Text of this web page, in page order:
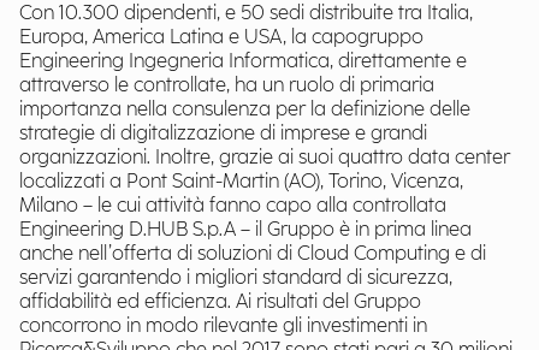
Con 10.300 dipendenti, e 50 sedi distribuite tra Italia,
Europa, America Latina e USA, la capogruppo
Engineering Ingegneria Informatica, direttamente e
attraverso le controllate, ha un ruolo di primaria
importanza nella consulenza per la definizione delle
strategie di digitalizzazione di imprese e grandi
organizzazioni. Inoltre, grazie ai suoi quattro data center
localizzati a Pont Saint-Martin (AO), Torino, Vicenza,
Milano – le cui attività fanno capo alla controllata
Engineering D.HUB S.p.A – il Gruppo è in prima linea
anche nell’offerta di soluzioni di Cloud Computing e di
servizi garantendo i migliori standard di sicurezza,
affidabilità ed efficienza. Ai risultati del Gruppo
concorrono in modo rilevante gli investimenti in